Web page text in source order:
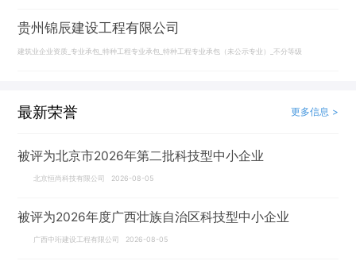
贵州锦辰建设工程有限公司
建筑业企业资质_专业承包_特种工程专业承包_特种工程专业承包（未公示专业）_不分等级
最新荣誉 更多信息 >
被评为北京市2026年第二批科技型中小企业
北京恒尚科技有限公司 2026-08-05
被评为2026年度广西壮族自治区科技型中小企业
广西中珩建设工程有限公司 2026-08-05